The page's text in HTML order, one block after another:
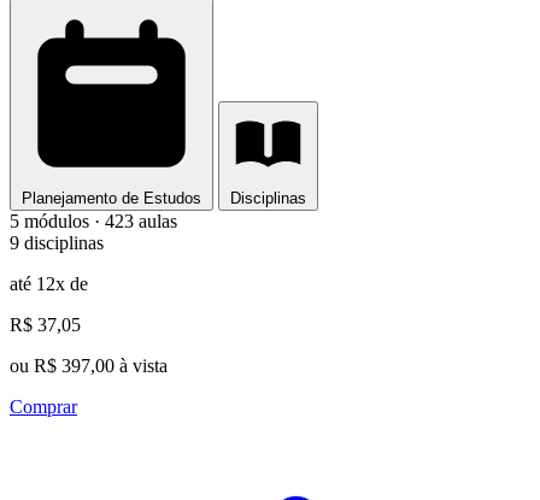
Planejamento de Estudos Disciplinas
5 módulos · 423 aulas
9 disciplinas
até 12x de
R$ 37,05
ou R$ 397,00 à vista
Comprar